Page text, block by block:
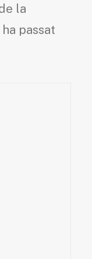
la
passat